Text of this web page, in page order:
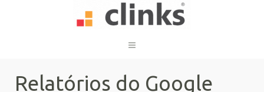
Relatórios do Google